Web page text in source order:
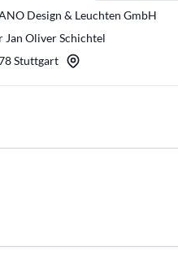
Design & Leuchten GmbH
Jan Oliver Schichtel
Stuttgart